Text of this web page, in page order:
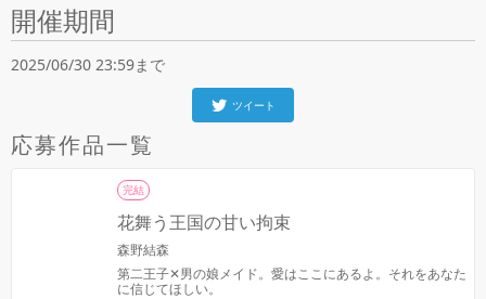
開催期間
2025/06/30 23:59まで
ツイート
応募作品一覧
完結
花舞う王国の甘い拘束
森野結森
第二王子✕男の娘メイド。愛はここにあるよ。それをあなた
に信じてほしい。